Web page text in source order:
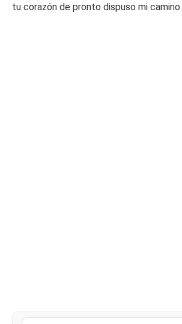
tu corazón de pronto dispuso mi camino.